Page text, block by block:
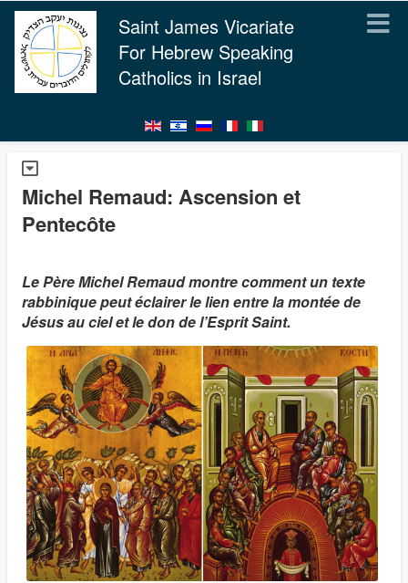
Saint James Vicariate
For Hebrew Speaking
Catholics in Israel
Michel Remaud: Ascension et
Pentecôte
Le Père Michel Remaud montre comment un texte
rabbinique peut éclairer le lien entre la montée de
Jésus au ciel et le don de l’Esprit Saint.